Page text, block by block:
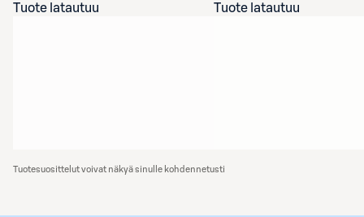
Tuote latautuu
Tuote latautuu
Tuotesuosittelut voivat näkyä sinulle kohdennetusti